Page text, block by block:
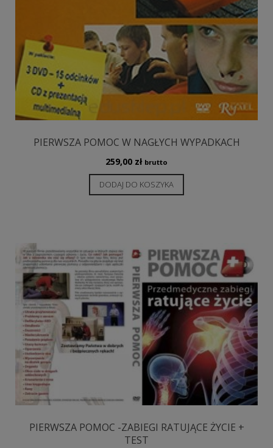
PIERWSZA POMOC W NAGŁYCH WYPADKACH
259,00 zł brutto
DODAJ DO KOSZYKA
PIERWSZA POMOC -ZABIEGI RATUJĄCE ŻYCIE +
TEST